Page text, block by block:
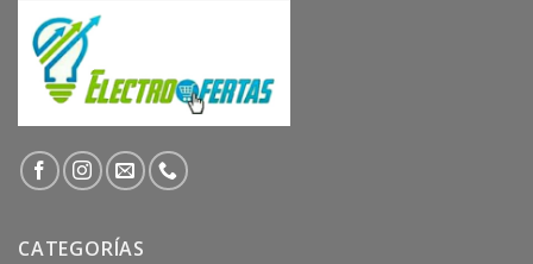
CATEGORÍAS